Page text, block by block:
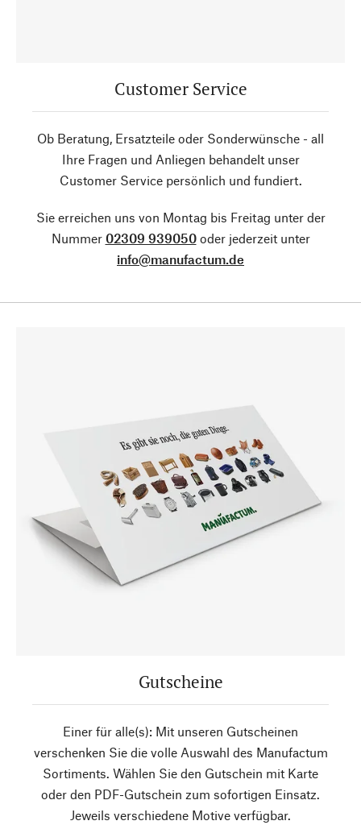
Customer Service
Ob Beratung, Ersatzteile oder Sonderwünsche - all
Ihre Fragen und Anliegen behandelt unser
Customer Service persönlich und fundiert.
Sie erreichen uns von Montag bis Freitag unter der
Nummer 02309 939050oder jederzeit unter
info@manufactum.de
Gutscheine
Einer für alle(s): Mit unseren Gutscheinen
verschenken Sie die volle Auswahl des Manufactum
Sortiments. Wählen Sie den Gutschein mit Karte
oder den PDF-Gutschein zum sofortigen Einsatz.
Jeweils verschiedene Motive verfügbar.